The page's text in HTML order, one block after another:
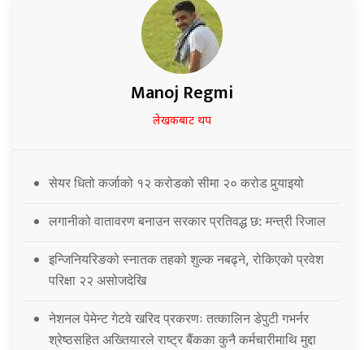
Manoj Regmi
लेखकबाट थप
सेयर धितो कर्जाको १२ करोडको सीमा २० करोड पुर्‍याइयो
लगानीको वातावरण बनाउन सरकार प्रतिवद्ध छ: मन्त्री रिजाल
इन्जिनियरिङको स्नातक तहको शुल्क नबढ्ने, रोकिएको प्रवेश
परिक्षा २२ असोजदेखि
नेशनल पेमेन्ट गेटवे खरिद प्रकरणः तत्कालिन डेपुटी गभर्नर
श्रेष्ठसहित अख्तियारले राष्ट्र बैंकका कुनै कर्मचारीमाथि मुद्दा